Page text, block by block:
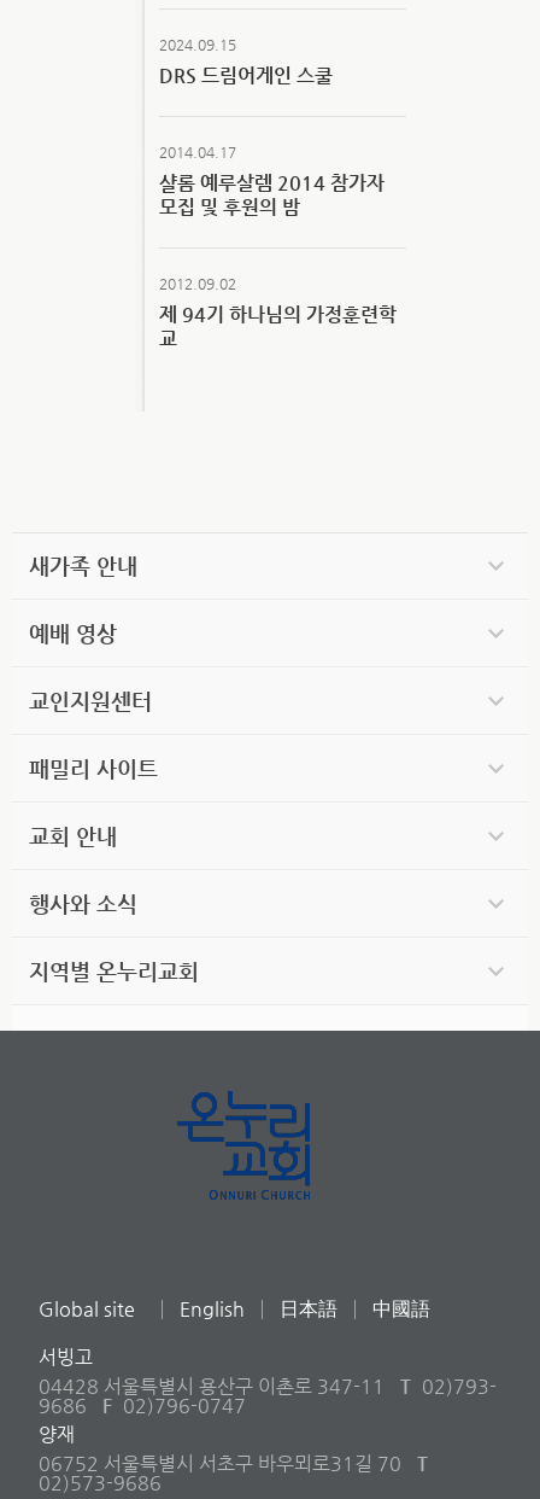
2024.09.15
DRS 드림어게인 스쿨
2014.04.17
샬롬 예루살렘 2014 참가자
모집 및 후원의 밤
2012.09.02
제 94기 하나님의 가정훈련학
교
새가족 안내
예배 영상
교인지원센터
패밀리 사이트
교회 안내
행사와 소식
지역별 온누리교회
Global site English 日本語 中國語
서빙고
04428 서울특별시 용산구 이촌로 347-11
T 02)793-
9686
F 02)796-0747
양재
06752 서울특별시 서초구 바우뫼로31길 70
T
02)573-9686